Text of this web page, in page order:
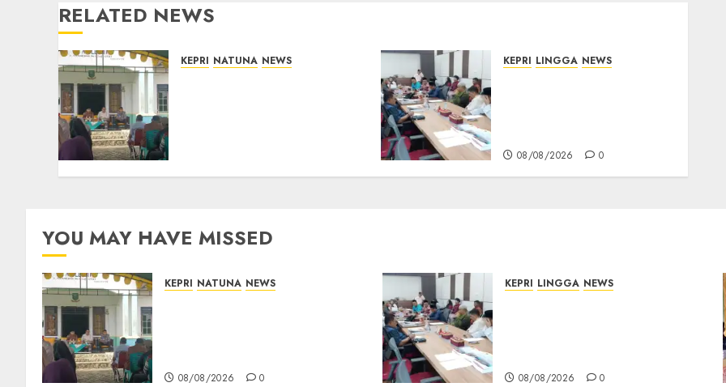
RELATED NEWS
KEPRI NATUNA NEWS
08/08/2026 0
KEPRI LINGGA NEWS
08/08/2026 0
YOU MAY HAVE MISSED
KEPRI NATUNA NEWS
08/08/2026 0
KEPRI LINGGA NEWS
08/08/2026 0